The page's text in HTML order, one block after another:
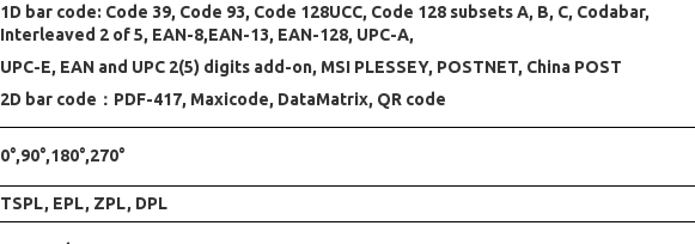
1D bar code: Code 39, Code 93, Code 128UCC, Code 128 subsets A, B, C, Codabar,
Interleaved 2 of 5, EAN-8,EAN-13, EAN-128, UPC-A,
UPC-E, EAN and UPC 2(5) digits add-on, MSI PLESSEY, POSTNET, China POST
2D bar code：PDF-417, Maxicode, DataMatrix, QR code
0°,90°,180°,270°
TSPL, EPL, ZPL, DPL